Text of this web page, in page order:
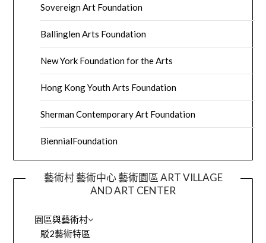
Sovereign Art Foundation
Ballinglen Arts Foundation
New York Foundation for the Arts
Hong Kong Youth Arts Foundation
Sherman Contemporary Art Foundation
BiennialFoundation
藝術村 藝術中心 藝術園區 ART VILLAGE
AND ART CENTER
園區與藝術村
駁2藝術特區